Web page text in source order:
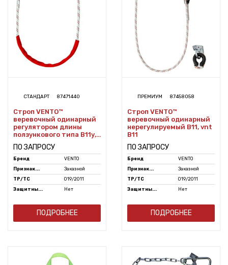
СТАНДАРТ 87471440
Строп VENTO™
веревочный одинарный
регулятором длины
ползункового типа В11у,
vnt B11y
ПО ЗАПРОСУ
Бренд
VENTO
Признак...
Заказной
ТР/ТС
019/2011
Защитны...
Нет
ПОДРОБНЕЕ
ПРЕМИУМ 87458058
Строп VENTO™
веревочный одинарный
нерегулируемый B11, vnt
B11
ПО ЗАПРОСУ
Бренд
VENTO
Признак...
Заказной
ТР/ТС
019/2011
Защитны...
Нет
ПОДРОБНЕЕ